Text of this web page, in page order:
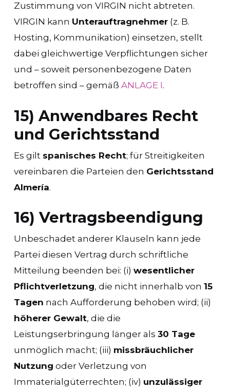
Zustimmung von VIRGIN nicht abtreten.
VIRGIN kann Unterauftragnehmer(z. B.
Hosting, Kommunikation) einsetzen, stellt
dabei gleichwertige Verpflichtungen sicher
und – soweit personenbezogene Daten
betroffen sind – gemäß ANLAGE I.
15) Anwendbares Recht
und Gerichtsstand
Es gilt spanisches Recht; für Streitigkeiten
vereinbaren die Parteien den Gerichtsstand
Almería.
16) Vertragsbeendigung
Unbeschadet anderer Klauseln kann jede
Partei diesen Vertrag durch schriftliche
Mitteilung beenden bei: (i) wesentlicher
Pflichtverletzung, die nicht innerhalb von 15
Tagen nach Aufforderung behoben wird; (ii)
höherer Gewalt, die die
Leistungserbringung länger als 30 Tage
unmöglich macht; (iii) missbräuchlicher
Nutzung oder Verletzung von
Immaterialgüterrechten; (iv) unzulässiger